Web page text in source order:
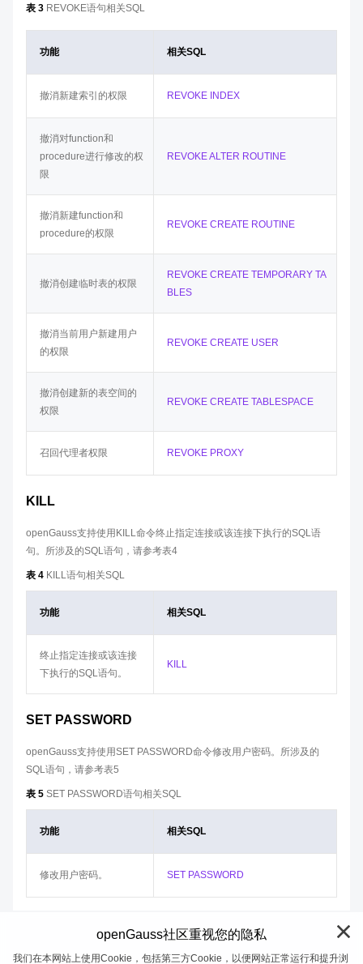
表 3 REVOKE语句相关SQL
功能 相关SQL
撤消新建索引的权限 REVOKE INDEX
撤消对function和
procedure进行修改的权
限
REVOKE ALTER ROUTINE
撤消新建function和
procedure的权限
REVOKE CREATE ROUTINE
撤消创建临时表的权限
REVOKE CREATE TEMPORARY TA
BLES
撤消当前用户新建用户
的权限
REVOKE CREATE USER
撤消创建新的表空间的
权限
REVOKE CREATE TABLESPACE
召回代理者权限 REVOKE PROXY
KILL
openGauss支持使用KILL命令终止指定连接或该连接下执行的SQL语
句。所涉及的SQL语句，请参考表4
表 4 KILL语句相关SQL
功能 相关SQL
终止指定连接或该连接
下执行的SQL语句。
KILL
SET PASSWORD
openGauss支持使用SET PASSWORD命令修改用户密码。所涉及的
SQL语句，请参考表5
表 5 SET PASSWORD语句相关SQL
功能 相关SQL
修改用户密码。 SET PASSWORD
openGauss社区重视您的隐私
我们在本网站上使用Cookie，包括第三方Cookie，以便网站正常运行和提升浏